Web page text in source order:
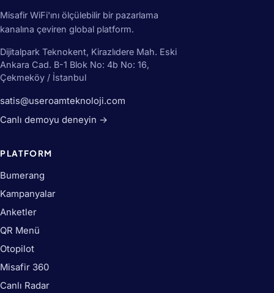
Misafir WiFi'ını ölçülebilir bir pazarlama
kanalına çeviren global platform.
Dijitalpark Teknokent, Kirazlıdere Mah. Eski
Ankara Cad. B-1 Blok No: 4b No: 16,
Çekmeköy / İstanbul
satis@useroamteknoloji.com
Canlı demoyu deneyin →
PLATFORM
Bumerang
Kampanyalar
Anketler
QR Menü
Otopilot
Misafir 360
Canlı Radar